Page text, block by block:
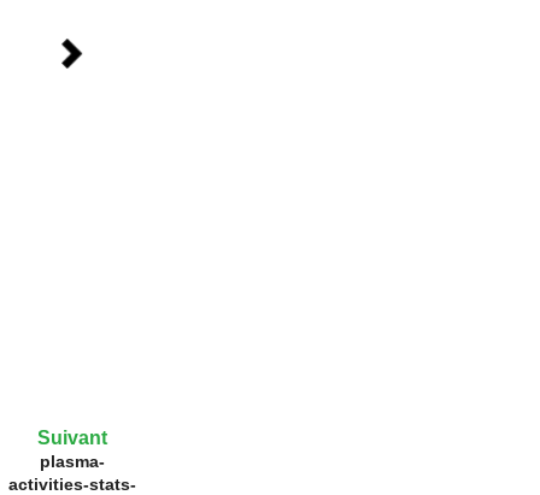
Suivant
plasma-
activities-stats-